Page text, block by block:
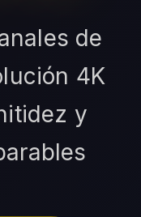
de
4K
y